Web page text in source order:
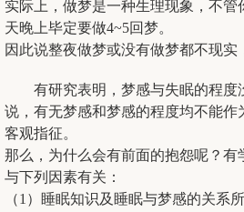
实际上，做梦是一种生理现象，不
天晚上毕定要做4~5回梦。
因此说整夜做梦或没有做梦都不现实
有研究表明，梦感与失眠的程度
说，有无梦感和梦感的程度均不能作
客观指征。
那么，为什么会有前面的抱怨呢？有
与下列因素有关：
（1）睡眠知识及睡眠与梦感的关系所